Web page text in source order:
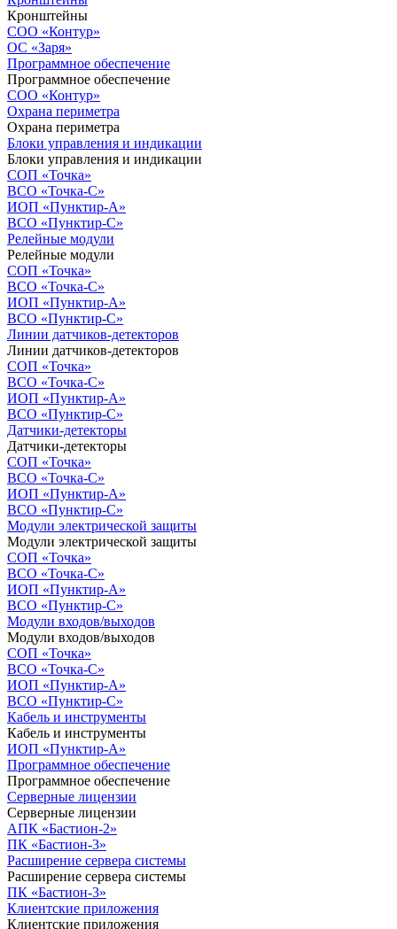
Кронштейны
СОО «Контур»
ОС «Заря»
Программное обеспечение
Программное обеспечение
СОО «Контур»
Охрана периметра
Охрана периметра
Блоки управления и индикации
Блоки управления и индикации
СОП «Точка»
ВСО «Точка-С»
ИОП «Пунктир-А»
ВСО «Пунктир-С»
Релейные модули
Релейные модули
СОП «Точка»
ВСО «Точка-С»
ИОП «Пунктир-А»
ВСО «Пунктир-С»
Линии датчиков-детекторов
Линии датчиков-детекторов
СОП «Точка»
ВСО «Точка-С»
ИОП «Пунктир-А»
ВСО «Пунктир-С»
Датчики-детекторы
Датчики-детекторы
СОП «Точка»
ВСО «Точка-С»
ИОП «Пунктир-А»
ВСО «Пунктир-С»
Модули электрической защиты
Модули электрической защиты
СОП «Точка»
ВСО «Точка-С»
ИОП «Пунктир-А»
ВСО «Пунктир-С»
Модули входов/выходов
Модули входов/выходов
СОП «Точка»
ВСО «Точка-С»
ИОП «Пунктир-А»
ВСО «Пунктир-С»
Кабель и инструменты
Кабель и инструменты
ИОП «Пунктир-А»
Программное обеспечение
Программное обеспечение
Серверные лицензии
Серверные лицензии
АПК «Бастион-2»
ПК «Бастион-3»
Расширение сервера системы
Расширение сервера системы
ПК «Бастион-3»
Клиентские приложения
Клиентские приложения